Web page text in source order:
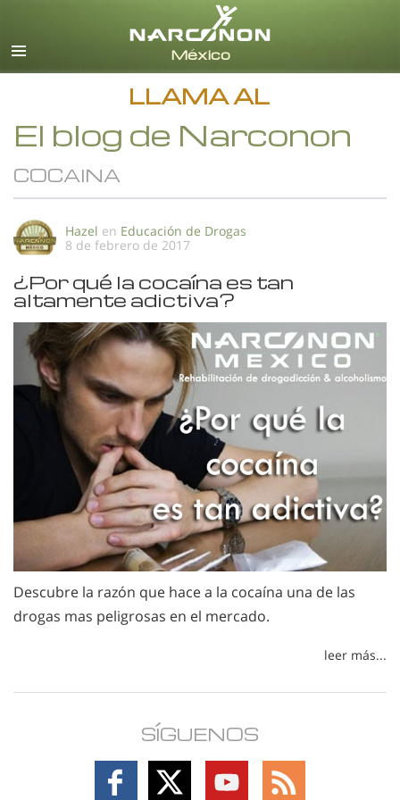
Español
Todas las Regiones/Idiomas
LLAMA AL
El blog de Narconon
COCAINA
Hazel en Educación de Drogas
8 de febrero de 2017
¿Por qué la cocaína es tan
altamente adictiva?
Descubre la razón que hace a la cocaína una de las
drogas mas peligrosas en el mercado.
leer más...
SÍGUENOS
Follow
on
Follow
on
Follow
on
Follow
on